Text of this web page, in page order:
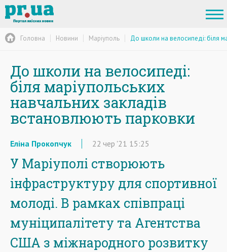
Головна Новини Маріуполь До школи на велосипеді: біля
До школи на велосипеді:
біля маріупольських
навчальних закладів
встановлюють парковки
Еліна Прокопчук 22 чер '21 15:25
У Маріуполі створюють
інфраструктуру для спортивної
молоді. В рамках співпраці
муніципалітету та Агентства
США з міжнародного розвитку